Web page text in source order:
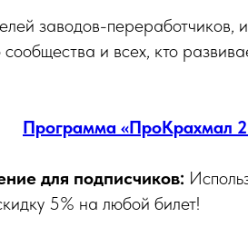
заводов-переработчиков,
сообщества и всех, кто
Программа «ПроКрахмал
для подписчиков:
5% на любой билет!